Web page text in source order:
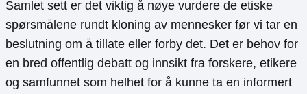
Samlet sett er det viktig å nøye vurdere de etiske
spørsmålene rundt kloning av mennesker før vi tar en
beslutning om å tillate eller forby det. Det er behov for
en bred offentlig debatt og innsikt fra forskere, etikere
og samfunnet som helhet for å kunne ta en informert